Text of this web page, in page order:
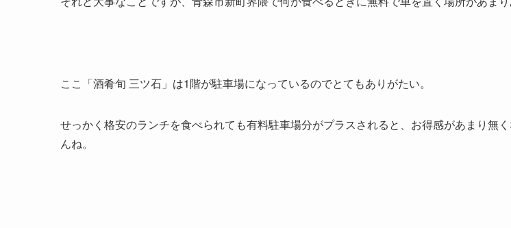
ここ「酒肴旬 三ツ石」は1階が駐車場になっているのでとてもありがたい。
せっかく格安のランチを食べられても有料駐車場分がプラスされると、お得感があまり無
んね。